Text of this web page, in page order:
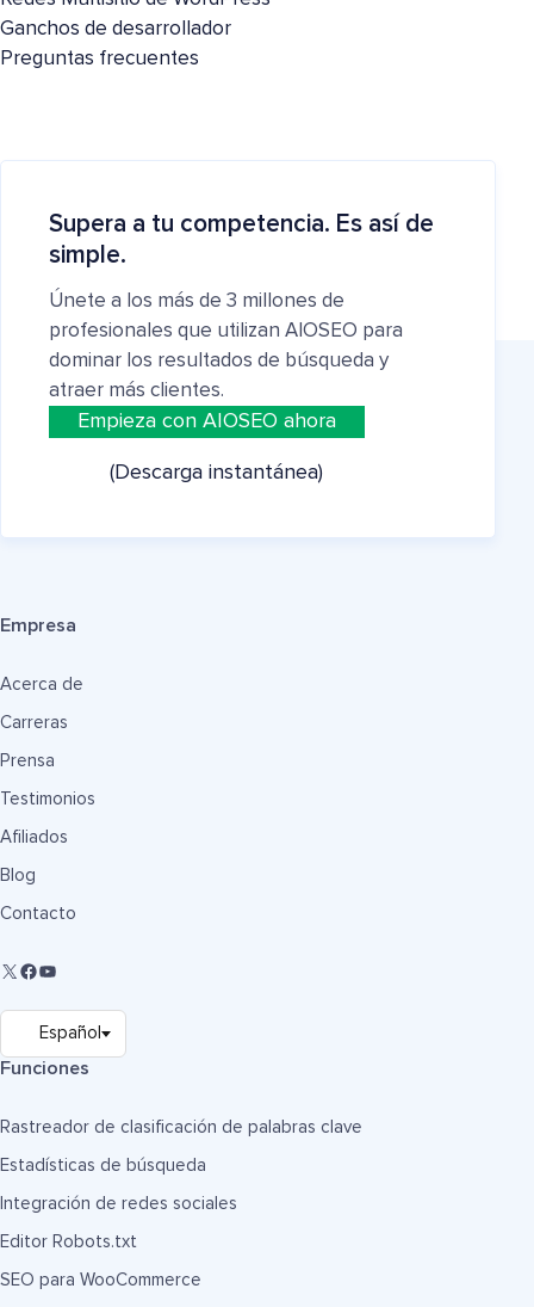
Ganchos de desarrollador
Preguntas frecuentes
Supera a tu competencia. Es así de
simple.
Únete a los más de 3 millones de
profesionales que utilizan AIOSEO para
dominar los resultados de búsqueda y
atraer más clientes.
Empieza con AIOSEO ahora
(Descarga instantánea)
Empresa
Acerca de
Carreras
Prensa
Testimonios
Afiliados
Blog
Contacto
Funciones
Rastreador de clasificación de palabras clave
Estadísticas de búsqueda
Integración de redes sociales
Editor Robots.txt
SEO para WooCommerce